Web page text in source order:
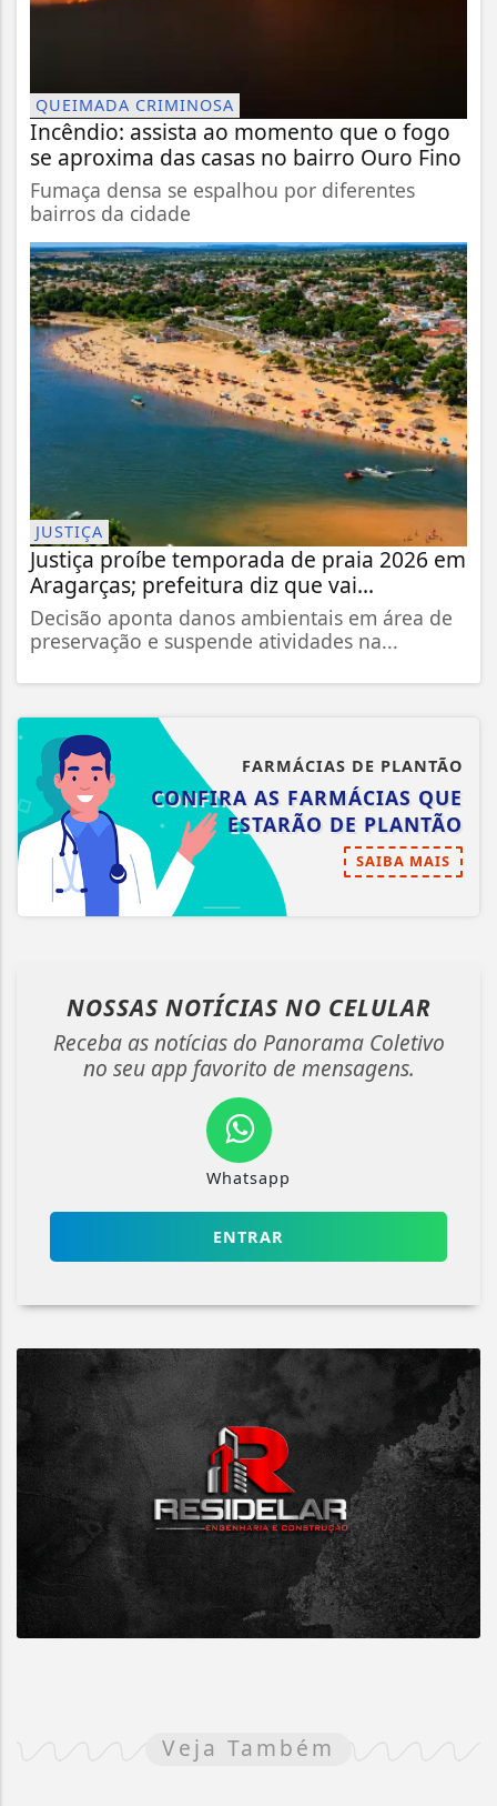
QUEIMADA CRIMINOSA
Incêndio: assista ao momento que o fogo
se aproxima das casas no bairro Ouro Fino
Fumaça densa se espalhou por diferentes
bairros da cidade
JUSTIÇA
Justiça proíbe temporada de praia 2026 em
Aragarças; prefeitura diz que vai...
Decisão aponta danos ambientais em área de
preservação e suspende atividades na...
FARMÁCIAS DE PLANTÃO
CONFIRA AS FARMÁCIAS QUE
ESTARÃO DE PLANTÃO
SAIBA MAIS
NOSSAS NOTÍCIAS NO CELULAR
Receba as notícias do Panorama Coletivo
no seu app favorito de mensagens.
Whatsapp
ENTRAR
Veja Também